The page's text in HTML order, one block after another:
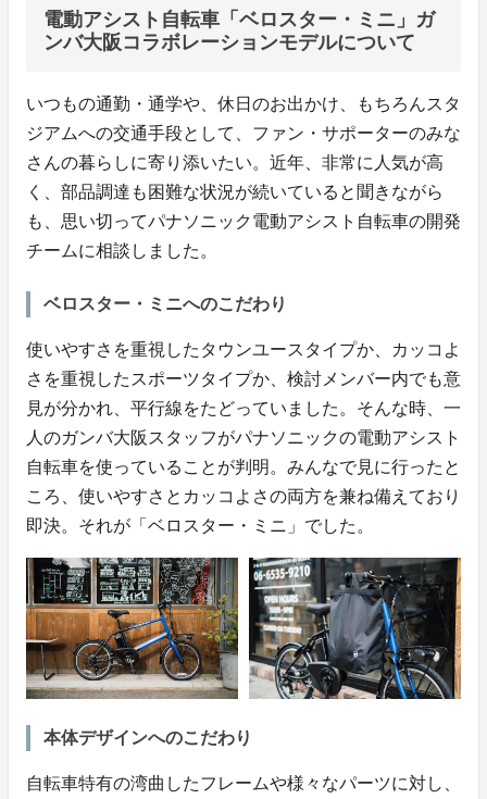
電動アシスト自転車「ベロスター・ミニ」ガ
ンバ大阪コラボレーションモデルについて
いつもの通勤・通学や、休日のお出かけ、もちろんスタ
ジアムへの交通手段として、ファン・サポーターのみな
さんの暮らしに寄り添いたい。近年、非常に人気が高
く、部品調達も困難な状況が続いていると聞きながら
も、思い切ってパナソニック電動アシスト自転車の開発
チームに相談しました。
ベロスター・ミニへのこだわり
使いやすさを重視したタウンユースタイプか、カッコよ
さを重視したスポーツタイプか、検討メンバー内でも意
見が分かれ、平行線をたどっていました。そんな時、一
人のガンバ大阪スタッフがパナソニックの電動アシスト
自転車を使っていることが判明。みんなで見に行ったと
ころ、使いやすさとカッコよさの両方を兼ね備えており
即決。それが「ベロスター・ミニ」でした。
本体デザインへのこだわり
自転車特有の湾曲したフレームや様々なパーツに対し、